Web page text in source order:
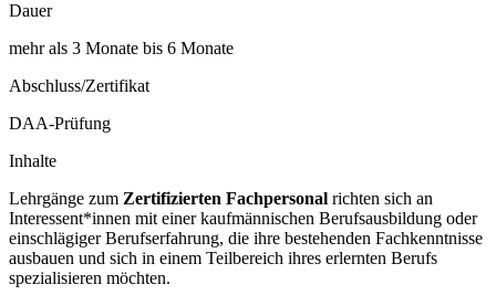
Dauer
mehr als 3 Monate bis 6 Monate
Abschluss/Zertifikat
DAA-Prüfung
Inhalte
Lehrgänge zum Zertifizierten Fachpersonal richten sich an
Interessent*innen mit einer kaufmännischen Berufsausbildung oder
einschlägiger Berufserfahrung, die ihre bestehenden Fachkenntnisse
ausbauen und sich in einem Teilbereich ihres erlernten Berufs
spezialisieren möchten.